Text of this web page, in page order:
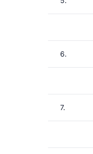
6.
7.